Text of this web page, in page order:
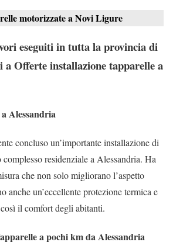
motorizzate a Novi Ligure
eseguiti in tutta la provincia di
a Offerte installazione tapparelle a
Alessandria
concluso un’importante installazione di
residenziale a Alessandria. Ha
che non solo migliorano l’aspetto
anche un’eccellente protezione termica e
il comfort degli abitanti.
a pochi km da Alessandria